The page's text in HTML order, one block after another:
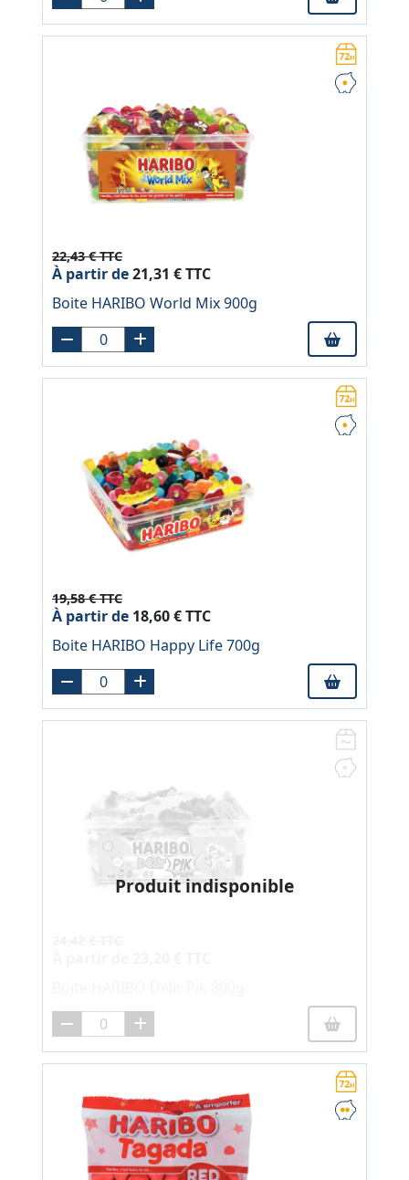
22,43 € TTC
À partir de21,31 € TTC
Boite HARIBO World Mix 900g
19,58 € TTC
À partir de 18,60 € TTC
Boite HARIBO Happy Life 700g
Produit indisponible